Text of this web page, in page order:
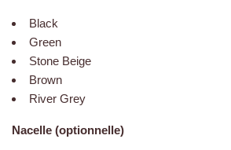
Black
Green
Stone Beige
Brown
River Grey
Nacelle (optionnelle)